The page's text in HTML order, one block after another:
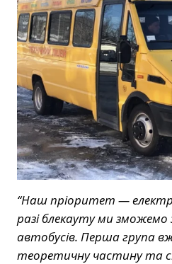
“Наш пріоритет —
разі блекауту ми зможемо
автобусів. Перша група
теоретичну частину та